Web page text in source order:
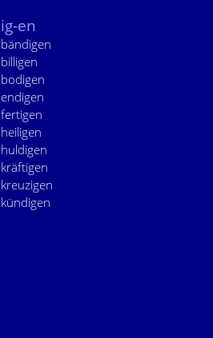
ig-en
bändigen
billigen
bodigen
endigen
fertigen
heiligen
huldigen
kräftigen
kreuzigen
kündigen